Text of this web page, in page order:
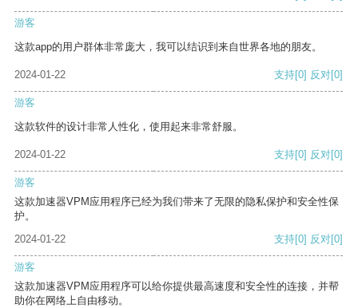
游客
这款app的用户群体非常庞大，我可以结识到来自世界各地的朋友。
2024-01-22 支持[0] 反对[0]
游客
这款软件的设计非常人性化，使用起来非常舒服。
2024-01-22 支持[0] 反对[0]
游客
这款加速器VPM应用程序已经为我们带来了无限的隐私保护和安全性保
护。
2024-01-22
支持[0] 反对[0]
游客
这款加速器VPM应用程序可以给你提供最高速度和安全性的连接，并帮
助你在网络上自由移动。